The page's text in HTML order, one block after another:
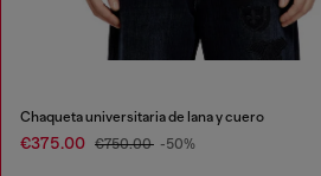
Chaqueta universitaria de lana y cuero
€375.00 €750.00 -50%